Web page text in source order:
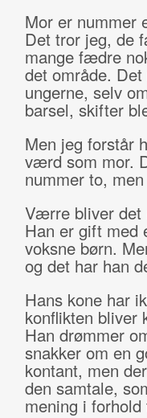
Mor er nummer
Det tror jeg, de
mange fædre
det område.
ungerne, selv
barsel, skifter
Men jeg forstår
værd som mor.
nummer to,
Værre bliver det
Han er gift med
voksne børn.
og det har han
Hans kone har
konflikten bliver
Han drømmer
snakker om en
kontant, men
den samtale,
mening i